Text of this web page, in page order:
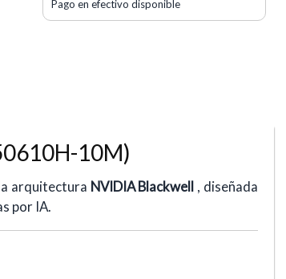
Pago en efectivo disponible
10M)
arquitectura NVIDIA Blackwell , diseñada
por IA.